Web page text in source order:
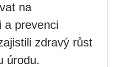
na
a prevenci
zdravý růst
úrodu.